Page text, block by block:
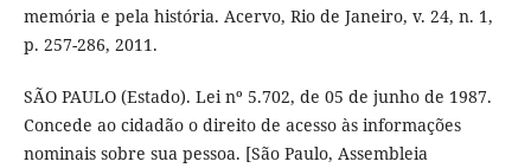
memória e pela história. Acervo, Rio de Janeiro, v. 24, n. 1,
p. 257-286, 2011.
SÃO PAULO (Estado). Lei nº 5.702, de 05 de junho de 1987.
Concede ao cidadão o direito de acesso às informações
nominais sobre sua pessoa. [São Paulo, Assembleia